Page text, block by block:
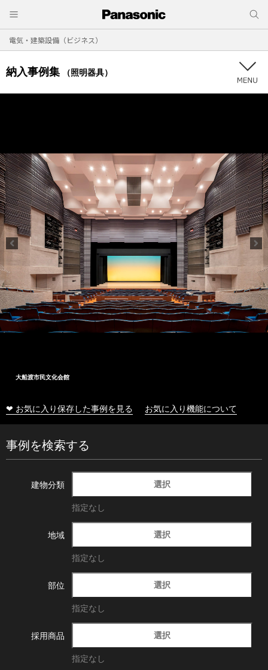
電気・建築設備（ビジネス）
納入事例集 （照明器具）
大船渡市民文化会館
❤ お気に入り保存した事例を見る お気に入り機能について
事例を検索する
建物分類 選択
指定なし
地域 選択
指定なし
部位 選択
指定なし
採用商品 選択
指定なし